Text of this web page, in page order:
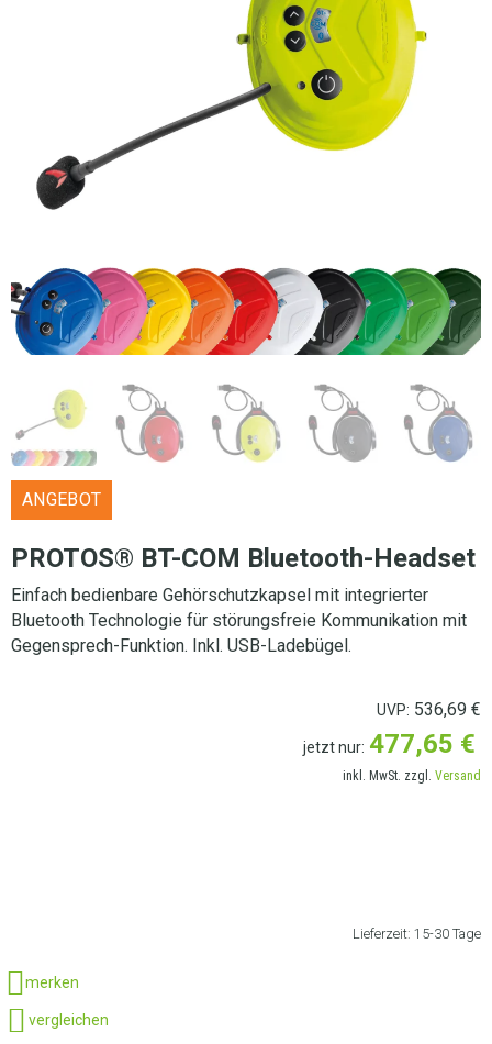
ANGEBOT
PROTOS® BT-COM Bluetooth-Headset
Einfach bedienbare Gehörschutzkapsel mit integrierter
Bluetooth Technologie für störungsfreie Kommunikation mit
Gegensprech-Funktion. Inkl. USB-Ladebügel.
UVP: 536,69 €
jetzt nur: 477,65 €
inkl. MwSt. zzgl. Versand
Lieferzeit: 15-30 Tage
merken
vergleichen